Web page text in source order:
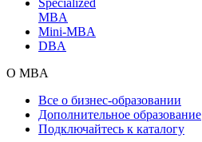
MBA
Mini-MBA
DBA
О MBA
Все о бизнес-образовании
Дополнительное образование
Подключайтесь к каталогу